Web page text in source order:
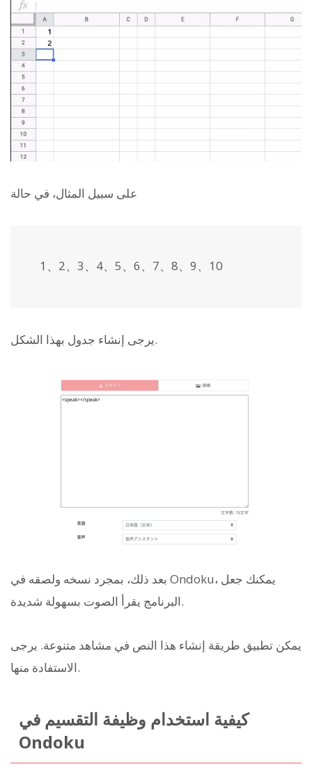
على سبيل المثال، في حالة
1、2、3、4、5、6、7、8、9、10
يرجى إنشاء جدول بهذا الشكل.
بعد ذلك، بمجرد نسخه ولصقه في Ondoku، يمكنك جعل
البرنامج يقرأ الصوت بسهولة شديدة.
يمكن تطبيق طريقة إنشاء هذا النص في مشاهد متنوعة. يرجى
الاستفادة منها.
كيفية استخدام وظيفة التقسيم في
Ondoku